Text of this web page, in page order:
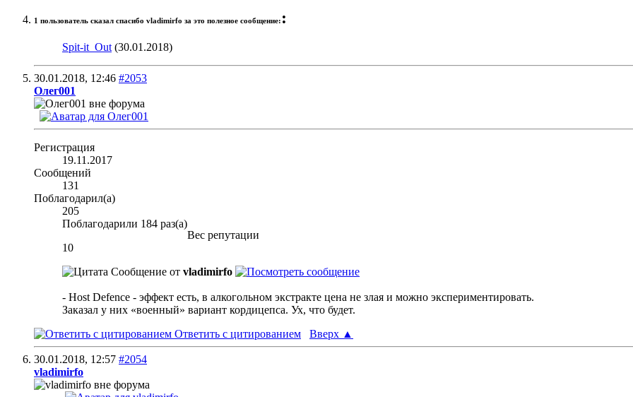
1 пользователь сказал cпасибо vladimirfo за это полезное сообщение: :
Spit-it_Out(30.01.2018)
30.01.2018, 12:46 #2053
Олег001
Регистрация
19.11.2017
Сообщений
131
Поблагодарил(а)
205
Поблагодарили 184 раз(а)
Вес репутации
10
Сообщение от vladimirfo
- Host Defence - эффект есть, в алкогольном экстракте цена не злая и можно экспериментировать.
Заказал у них «военный» вариант кордицепса. Ух, что будет.
Ответить с цитированием
Вверх ▲
30.01.2018, 12:57 #2054
vladimirfo